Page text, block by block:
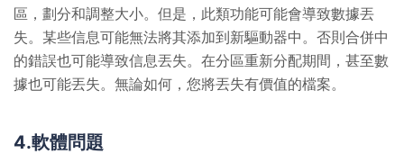
區，劃分和調整大小。但是，此類功能可能會導致數據丟
失。某些信息可能無法將其添加到新驅動器中。否則合併中
的錯誤也可能導致信息丟失。在分區重新分配期間，甚至數
據也可能丟失。無論如何，您將丟失有價值的檔案。
4.軟體問題